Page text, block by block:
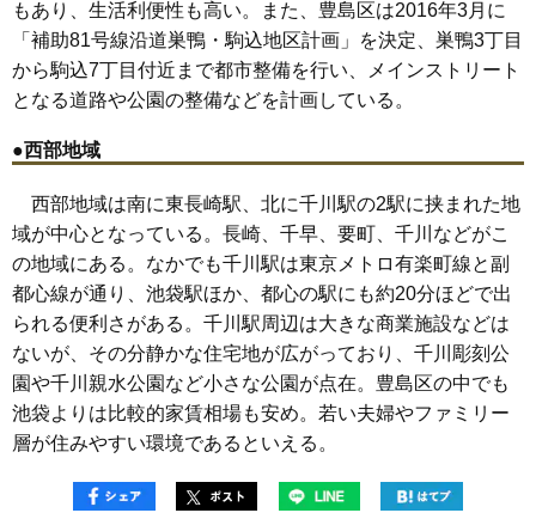
もあり、生活利便性も高い。また、豊島区は2016年3月に
「補助81号線沿道巣鴨・駒込地区計画」を決定、巣鴨3丁目
から駒込7丁目付近まで都市整備を行い、メインストリート
となる道路や公園の整備などを計画している。
●西部地域
西部地域は南に東長崎駅、北に千川駅の2駅に挟まれた地
域が中心となっている。長崎、千早、要町、千川などがこ
の地域にある。なかでも千川駅は東京メトロ有楽町線と副
都心線が通り、池袋駅ほか、都心の駅にも約20分ほどで出
られる便利さがある。千川駅周辺は大きな商業施設などは
ないが、その分静かな住宅地が広がっており、千川彫刻公
園や千川親水公園など小さな公園が点在。豊島区の中でも
池袋よりは比較的家賃相場も安め。若い夫婦やファミリー
層が住みやすい環境であるといえる。